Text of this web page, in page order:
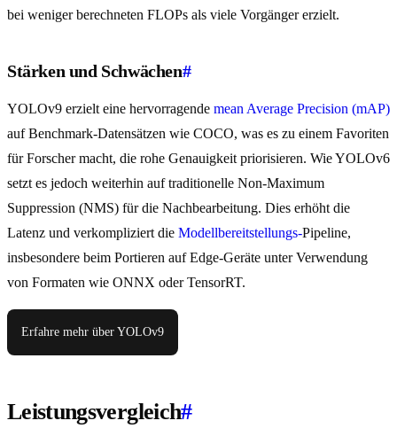
bei weniger berechneten FLOPs als viele Vorgänger erzielt.
Stärken und Schwächen#
YOLOv9 erzielt eine hervorragende mean Average Precision (mAP)
auf Benchmark-Datensätzen wie COCO, was es zu einem Favoriten
für Forscher macht, die rohe Genauigkeit priorisieren. Wie YOLOv6
setzt es jedoch weiterhin auf traditionelle Non-Maximum
Suppression (NMS) für die Nachbearbeitung. Dies erhöht die
Latenz und verkompliziert die Modellbereitstellungs-Pipeline,
insbesondere beim Portieren auf Edge-Geräte unter Verwendung
von Formaten wie ONNX oder TensorRT.
Erfahre mehr über YOLOv9
Leistungsvergleich#